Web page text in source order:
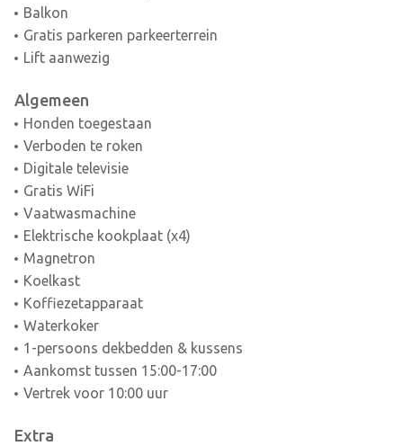
Balkon
Gratis parkeren parkeerterrein
Lift aanwezig
Algemeen
Honden toegestaan
Verboden te roken
Digitale televisie
Gratis WiFi
Vaatwasmachine
Elektrische kookplaat (x4)
Magnetron
Koelkast
Koffiezetapparaat
Waterkoker
1-persoons dekbedden & kussens
Aankomst tussen 15:00-17:00
Vertrek voor 10:00 uur
Extra